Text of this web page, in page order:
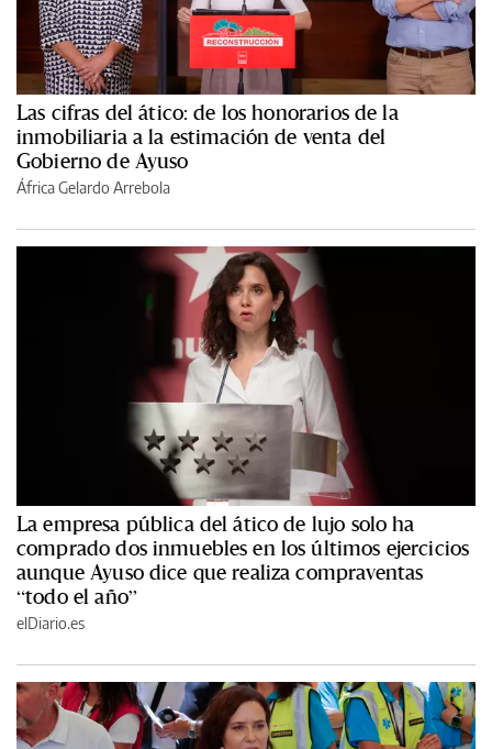
Las cifras del ático: de los honorarios de la
inmobiliaria a la estimación de venta del
Gobierno de Ayuso
África Gelardo Arrebola
La empresa pública del ático de lujo solo ha
comprado dos inmuebles en los últimos ejercicios
aunque Ayuso dice que realiza compraventas
“todo el año”
elDiario.es